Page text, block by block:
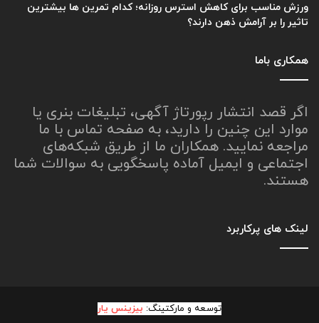
ورزش مناسب برای کاهش استرس روزانه؛ کدام تمرین ها بیشترین
تاثیر را بر آرامش ذهن دارند؟
همکاری باما
اگر قصد انتشار رپورتاژ آگهی، تبلیغات بنری یا
موارد این چنین را دارید، به صفحه تماس با ما
مراجعه نمایید. همکاران ما از طریق شبکه‌های
اجتماعی و ایمیل آماده پاسخگویی به سوالات شما
هستند.
لینک های پرکاربرد
توسعه و مارکتینگ: بیزینس یار